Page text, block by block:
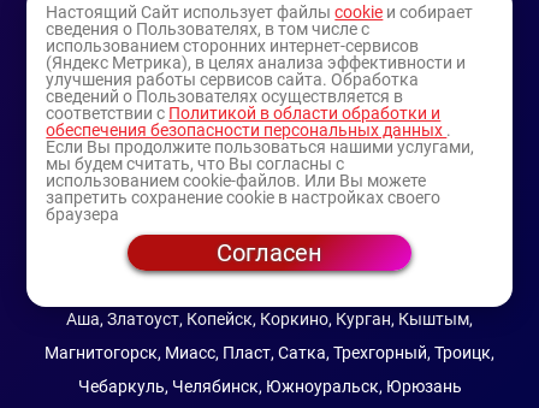
Youtube
© 1994-2025
— торговая витрина ИП Булатов В.А.
Аша, Златоуст, Копейск, Коркино, Курган, Кыштым,
Магнитогорск, Миасс, Пласт, Сатка, Трехгорный, Троицк,
Чебаркуль, Челябинск, Южноуральск, Юрюзань
Настоящий Сайт использует файлыcookie и собирает
сведения о Пользователях, в том числе с
использованием сторонних интернет-сервисов
(Яндекс Метрика), в целях анализа эффективности и
улучшения работы сервисов сайта. Обработка
сведений о Пользователях осуществляется в
соответствии с Политикой в области обработки и
обеспечения безопасности персональных данных .
Если Вы продолжите пользоваться нашими услугами,
мы будем считать, что Вы согласны с
использованием cookie-файлов. Или Вы можете
запретить сохранение cookie в настройках своего
браузера
Согласен